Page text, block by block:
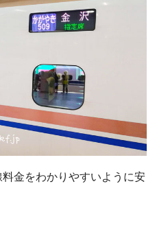
金をわかりやすいように安